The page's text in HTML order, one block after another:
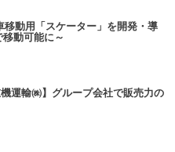
動用「スケーター」を開発・導
動可能に～
運輸㈱】グループ会社で販売力の